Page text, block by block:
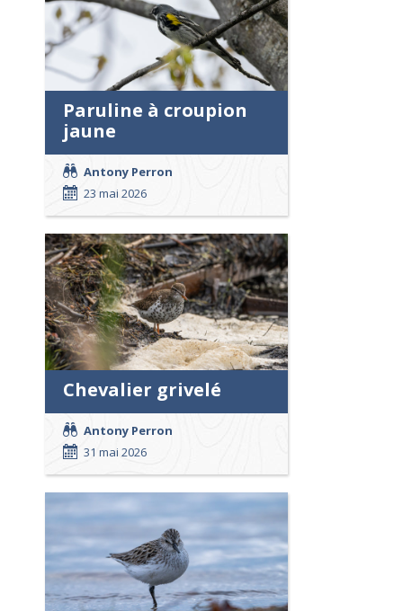
Paruline à croupion
jaune
Antony Perron
23 mai 2026
Chevalier grivelé
Antony Perron
31 mai 2026